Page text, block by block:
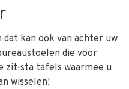
dat kan ook van achter uw
die voor
zit-sta tafels waarmee u
wisselen!